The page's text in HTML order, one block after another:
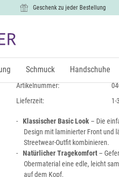
Geschenk zu jeder Bestellung
Schmuck Handschuhe
Baseball Cap Einfarbig
10,99 €
inkl. MwSt., zzgl.Versand
Artikelnummer:
Lieferzeit:
1-
Klassischer Basic Look– Die
Design mit laminierter Front und
Streetwear-Outfit kombinieren.
Natürlicher Tragekomfort–
Obermaterial eine edle, leicht
auf dem Kopf.